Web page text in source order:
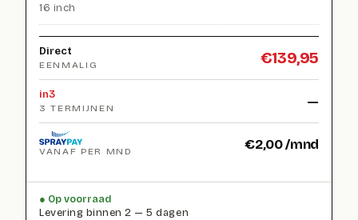
16 inch
Direct
EENMALIG €139,95
in3
3 TERMIJNEN —
VANAF PER MND €2,00/mnd
Op voorraad
Levering binnen 2 — 5 dagen